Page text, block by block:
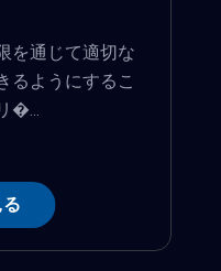
を通じて適切な
るようにするこ
�...